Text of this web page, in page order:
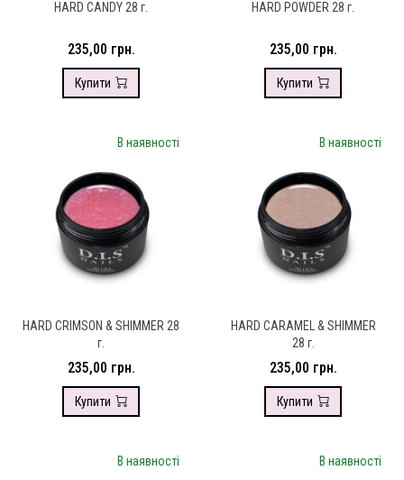
HARD CANDY 28 г.
235,00 грн.
Купити
HARD POWDER 28 г.
235,00 грн.
Купити
В наявності
HARD CRIMSON & SHIMMER 28
г.
235,00 грн.
Купити
В наявності
HARD CARAMEL & SHIMMER
28 г.
235,00 грн.
Купити
В наявності В наявності